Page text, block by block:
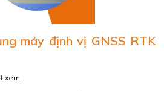
máy định vị GNSS RTK
xem